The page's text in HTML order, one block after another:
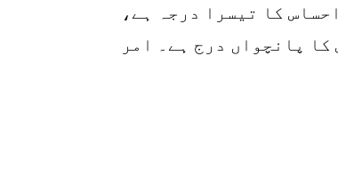
کا تیسرا درجہ ہے،
پانچواں درج ہے۔ امر